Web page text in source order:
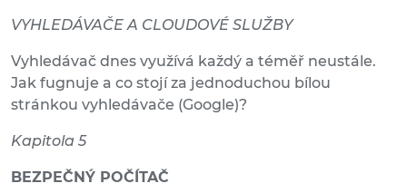
VYHLEDÁVAČE A CLOUDOVÉ SLUŽBY
Vyhledávač dnes využívá každý a téměř neustále.
Jak fugnuje a co stojí za jednoduchou bílou
stránkou vyhledávače (Google)?
Kapitola 5
BEZPEČNÝ POČÍTAČ